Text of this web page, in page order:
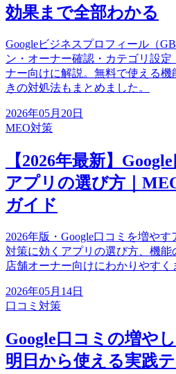
効果まで全部わかる
Googleビジネスプロフィール（
ン・オーナー確認・カテゴリ設
ナー向けに解説。無料で使える機
きの対処法もまとめました。
2026年05月20日
MEO対策
【2026年最新】
アプリの選び方｜
ガイド
2026年版・Google口コミを増や
対策に効くアプリの選び方、機能
店舗オーナー向けにわかりやすく
2026年05月14日
口コミ対策
Google口コミの増や
明日から使える実践